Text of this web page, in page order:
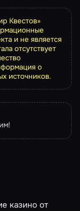
Квестов»
и не является
отсутствует
о
источников.